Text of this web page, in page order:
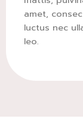
amet,
luctus nec
leo.